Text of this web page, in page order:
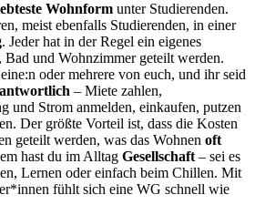
Wohnform unter Studierenden.
meist ebenfalls Studierenden, in einer
. Jeder hat in der Regel ein eigenes
und Wohnzimmer geteilt werden.
oder mehrere von euch, und ihr seid
– Miete zahlen,
und Strom anmelden, einkaufen, putzen
Der größte Vorteil ist, dass die Kosten
geteilt werden, was das Wohnen oft
hast du im Alltag Gesellschaft – sei es
Lernen oder einfach beim Chillen. Mit
fühlt sich eine WG schnell wie